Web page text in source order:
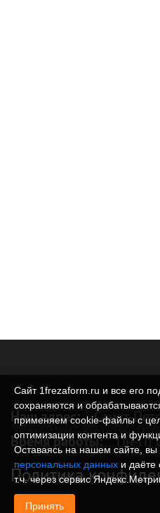
Наш адрес: Санкт-
Время работы: Пн-Пт
Политика
Сайт 1frezaform.ru и все его
сохраняются и
применяем cookie‑файлы с
оптимизации контента и
Оставаясь на нашем сайте, вы
персональных данных и даёте
т.ч. через сервис
Принять